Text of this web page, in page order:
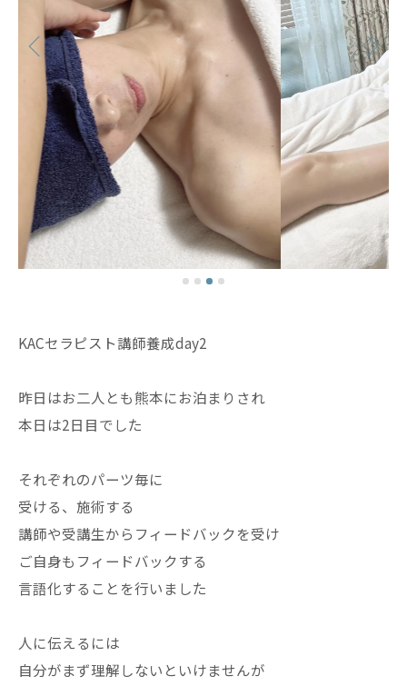
KACセラピスト講師養成day2
昨日はお二人とも熊本にお泊まりされ
本日は2日目でした
それぞれのパーツ毎に
受ける、施術する
講師や受講生からフィードバックを受け
ご自身もフィードバックする
言語化することを行いました
人に伝えるには
自分がまず理解しないといけませんが